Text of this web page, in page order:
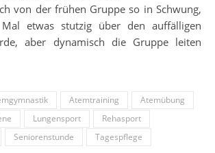
von der frühen Gruppe so in Schwung,
etwas stutzig über den auffälligen
aber dynamisch die Gruppe leiten
Atemtraining
Atemübung
Lungensport
Rehasport
Seniorenstunde Tagespflege